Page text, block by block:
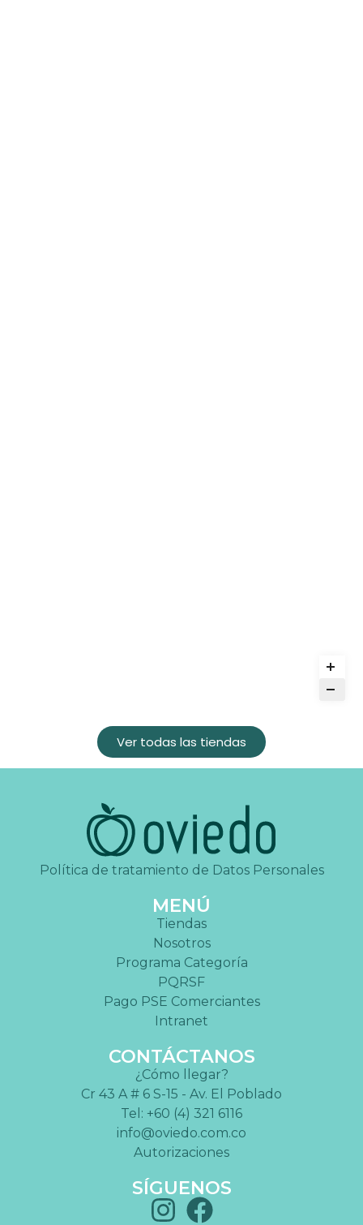
Ver todas las tiendas
Política de tratamiento de Datos Personales
MENÚ
Tiendas
Nosotros
Programa Categoría
PQRSF
Pago PSE Comerciantes
Intranet
CONTÁCTANOS
¿Cómo llegar?
Cr 43 A # 6 S-15 - Av. El Poblado
Tel: +60 (4) 321 6116
info@oviedo.com.co
Autorizaciones
SÍGUENOS